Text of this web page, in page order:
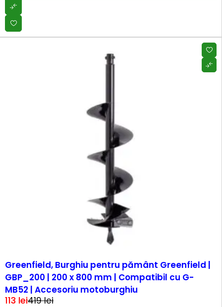
Greenfield, Burghiu pentru pământ Greenfield |
GBP_200 | 200 x 800 mm | Compatibil cu G-
MB52 | Accesoriu motoburghiu
419lei
113 lei